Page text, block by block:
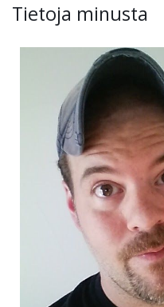
Tietoja minusta